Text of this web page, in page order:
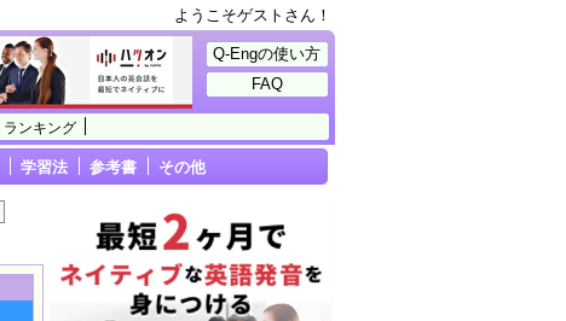
ようこそゲストさん！
ランキング
Q-Engの使い方
FAQ
学習法 参考書 その他